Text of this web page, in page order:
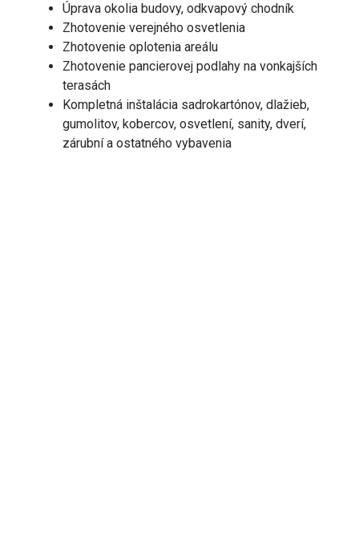
Úprava okolia budovy, odkvapový chodník
Zhotovenie verejného osvetlenia
Zhotovenie oplotenia areálu
Zhotovenie pancierovej podlahy na vonkajších
terasách
Kompletná inštalácia sadrokartónov, dlažieb,
gumolitov, kobercov, osvetlení, sanity, dverí,
zárubní a ostatného vybavenia